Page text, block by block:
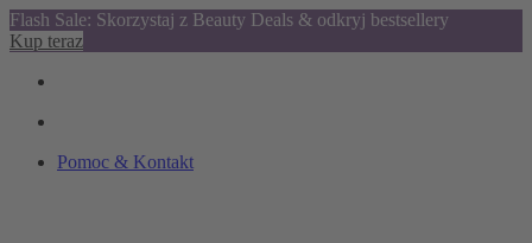
Flash Sale: Skorzystaj z Beauty Deals & odkryj bestsellery
Kup teraz
Pomoc & Kontakt